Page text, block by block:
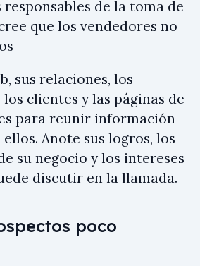
responsables de la toma de
que los vendedores no
sus relaciones, los
clientes y las páginas de
para reunir información
Anote sus logros, los
su negocio y los intereses
discutir en la llamada.
poco